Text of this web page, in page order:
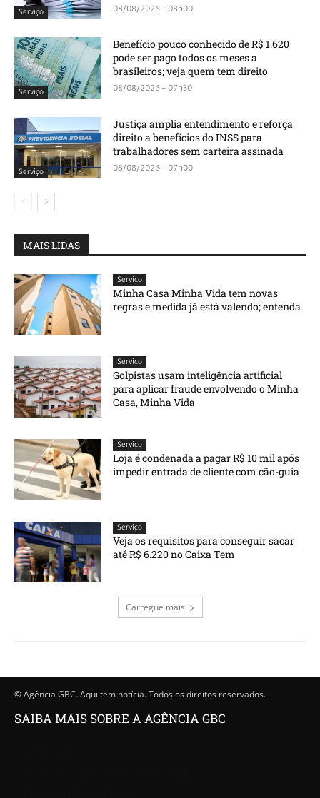
Serviço 08/08/2026 - 08h00
Serviço
Benefício pouco conhecido de R$ 1.620
pode ser pago todos os meses a
brasileiros; veja quem tem direito
08/08/2026 - 07h30
Serviço
Justiça amplia entendimento e reforça
direito a benefícios do INSS para
trabalhadores sem carteira assinada
08/08/2026 - 07h00
MAIS LIDAS
Serviço
Minha Casa Minha Vida tem novas
regras e medida já está valendo; entenda
Serviço
Golpistas usam inteligência artificial
para aplicar fraude envolvendo o Minha
Casa, Minha Vida
Serviço
Loja é condenada a pagar R$ 10 mil após
impedir entrada de cliente com cão-guia
Serviço
Veja os requisitos para conseguir sacar
até R$ 6.220 no Caixa Tem
Carregue mais
© Agência GBC. Aqui tem notícia. Todos os direitos reservados.
SAIBA MAIS SOBRE A AGÊNCIA GBC